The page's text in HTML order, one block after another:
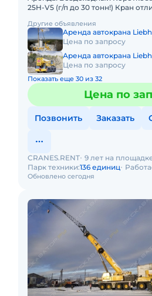
25H-V5 (г/п до 30 тонн!) Кран
бездорожью. Техничес
Другие объявления
Аренда автокрана
Цена по запросу
Аренда автокрана
Цена по запросу
Показать еще 30 из 32
Цена по
Позвонить Заказать
Обновлено сегодня
CRANES.RENT 9 лет на
Парк техники:136 единиц